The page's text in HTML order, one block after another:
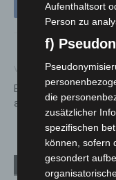
Vorheriger Artikel
Brandstiftung nicht
ausgeschlossen
Verwandte Artikel
Aufenthaltsort
Person zu
f)
die
zusätzlicher
spezifischen
können, sofern
gesondert